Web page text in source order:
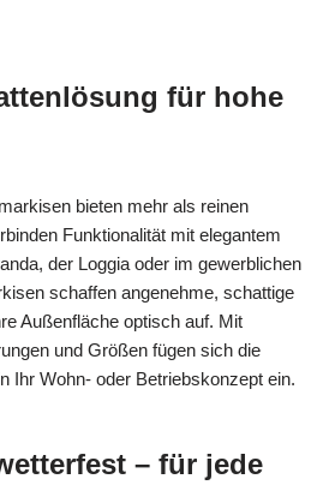
für hohe
bieten mehr als reinen
Funktionalität mit elegantem
der Loggia oder im gewerblichen
schaffen angenehme, schattige
Außenfläche optisch auf. Mit
und Größen fügen sich die
Ihr Wohn- oder Betriebskonzept ein.
– für jede